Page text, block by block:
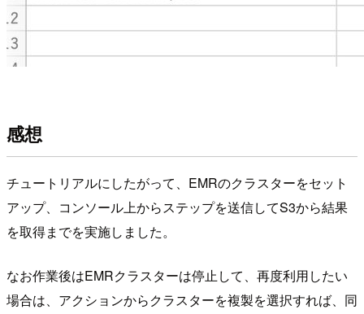
感想
チュートリアルにしたがって、EMRのクラスターをセット
アップ、コンソール上からステップを送信してS3から結果
を取得までを実施しました。
なお作業後はEMRクラスターは停止して、再度利用したい
場合は、アクションからクラスターを複製を選択すれば、同